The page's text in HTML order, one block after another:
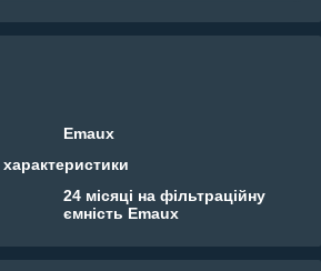
Emaux
24 місяці на фільтраційну
ємність Emaux